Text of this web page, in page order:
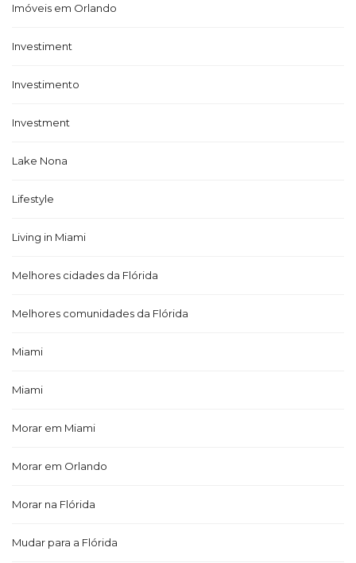
Imóveis em Orlando
Investiment
Investimento
Investment
Lake Nona
Lifestyle
Living in Miami
Melhores cidades da Flórida
Melhores comunidades da Flórida
Miami
Miami
Morar em Miami
Morar em Orlando
Morar na Flórida
Mudar para a Flórida